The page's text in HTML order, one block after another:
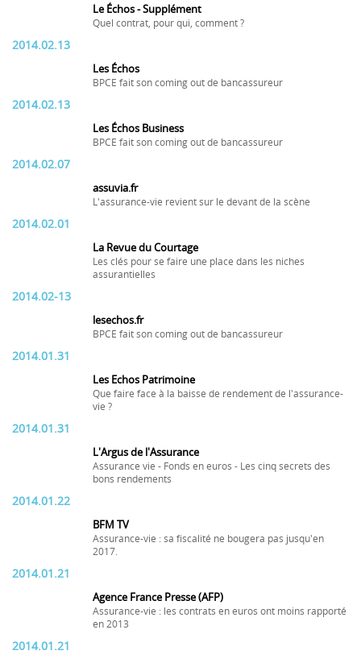
Le Échos - Supplément
Quel contrat, pour qui, comment ?
2014.02.13
Les Échos
BPCE fait son coming out de bancassureur
2014.02.13
Les Échos Business
BPCE fait son coming out de bancassureur
2014.02.07
assuvia.fr
L'assurance-vie revient sur le devant de la scène
2014.02.01
La Revue du Courtage
Les clés pour se faire une place dans les niches
assurantielles
2014.02-13
lesechos.fr
BPCE fait son coming out de bancassureur
2014.01.31
Les Echos Patrimoine
Que faire face à la baisse de rendement de l'assurance-
vie ?
2014.01.31
L'Argus de l'Assurance
Assurance vie - Fonds en euros - Les cinq secrets des
bons rendements
2014.01.22
BFM TV
Assurance-vie : sa fiscalité ne bougera pas jusqu'en
2017.
2014.01.21
Agence France Presse (AFP)
Assurance-vie : les contrats en euros ont moins rapporté
en 2013
2014.01.21